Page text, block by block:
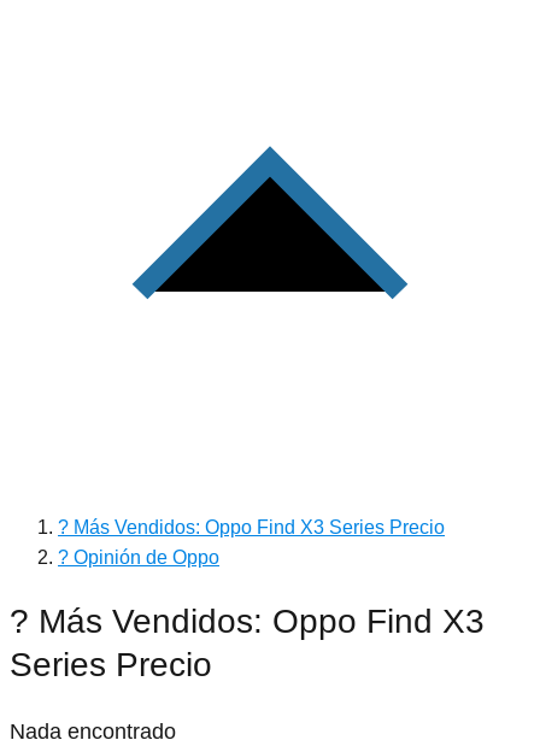
? Más Vendidos: Oppo Find X3 Series Precio
? Opinión de Oppo
? Más Vendidos: Oppo Find X3
Series Precio
Nada encontrado